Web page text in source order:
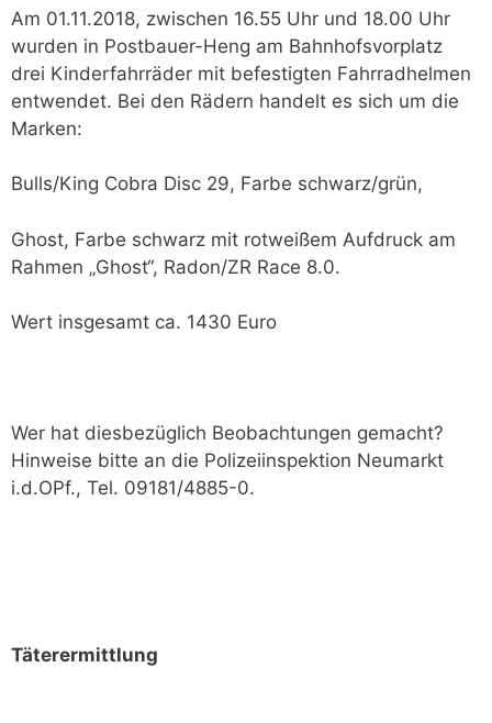
Am 01.11.2018, zwischen 16.55 Uhr und 18.00 Uhr
wurden in Postbauer-Heng am Bahnhofsvorplatz
drei Kinderfahrräder mit befestigten Fahrradhelmen
entwendet. Bei den Rädern handelt es sich um die
Marken:
Bulls/King Cobra Disc 29, Farbe schwarz/grün,
Ghost, Farbe schwarz mit rotweißem Aufdruck am
Rahmen „Ghost“, Radon/ZR Race 8.0.
Wert insgesamt ca. 1430 Euro
Wer hat diesbezüglich Beobachtungen gemacht?
Hinweise bitte an die Polizeiinspektion Neumarkt
i.d.OPf., Tel. 09181/4885-0.
Täterermittlung